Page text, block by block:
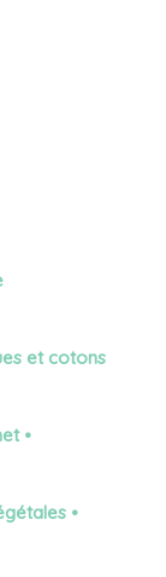
et cotons
•
•